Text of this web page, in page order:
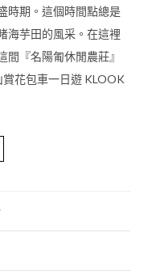
時期。這個時間點總是
海芋田的風采。在這裡
『名陽匍休閒農莊』
花包車一日遊 KLOOK